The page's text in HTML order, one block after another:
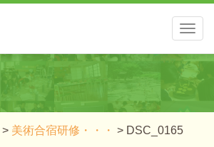
メ
ニ
ー
> 美術合宿研修・・・ > DSC_0165